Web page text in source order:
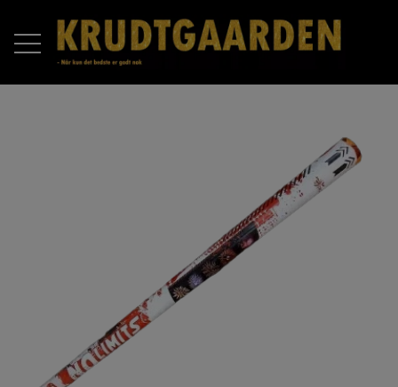
PRODUKTER
RAKETTER
BATTERIER
COMPOUND BATTERIER
OM OS
KONTAKT OS